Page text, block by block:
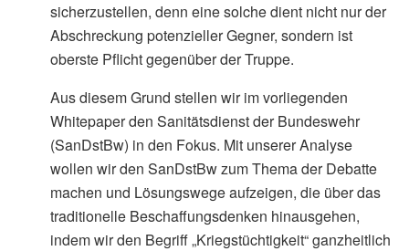
sicherzustellen, denn eine solche dient nicht nur der
Abschreckung potenzieller Gegner, sondern ist
oberste Pflicht gegenüber der Truppe.
Aus diesem Grund stellen wir im vorliegenden
Whitepaper den Sanitätsdienst der Bundeswehr
(SanDstBw) in den Fokus. Mit unserer Analyse
wollen wir den SanDstBw zum Thema der Debatte
machen und Lösungswege aufzeigen, die über das
traditionelle Beschaffungsdenken hinausgehen,
indem wir den Begriff „Kriegstüchtigkeit“ ganzheitlich